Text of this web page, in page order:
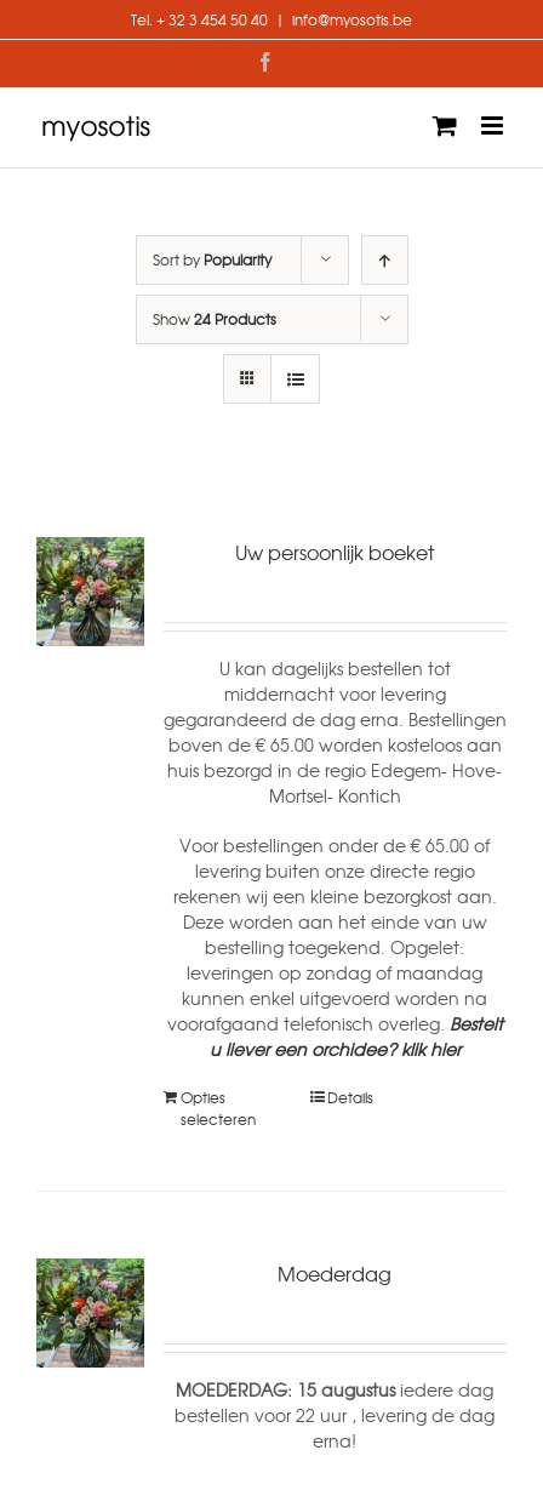
to
Tel. + 32 3 454 50 40 | info@myosotis.be
Sort byPopularity
Show24 Products
Uw persoonlijk boeket
U kan dagelijks bestellen tot
middernacht voor levering
gegarandeerd de dag erna. Bestellingen
boven de € 65.00 worden kosteloos aan
huis bezorgd in de regio Edegem- Hove-
Mortsel- Kontich
Voor bestellingen onder de € 65.00 of
levering buiten onze directe regio
rekenen wij een kleine bezorgkost aan.
Deze worden aan het einde van uw
bestelling toegekend. Opgelet:
leveringen op zondag of maandag
kunnen enkel uitgevoerd worden na
voorafgaand telefonisch overleg. Bestelt
u liever een orchidee? klik hier
Opties
selecteren
Details
Moederdag
MOEDERDAG: 15 augustusiedere dag
bestellen voor 22 uur , levering de dag
erna!